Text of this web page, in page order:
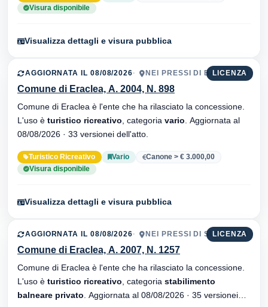
Visura disponibile
Visualizza dettagli e visura pubblica
LICENZA
AGGIORNATA IL 08/08/2026 NEI PRESSI DI BAR LECCI
Comune di Eraclea, A. 2004, N. 898
Comune di Eraclea è l'ente che ha rilasciato la concessione.
L'uso è turistico ricreativo , categoria vario
08/08/2026 · 33 versionei dell'atto.
Turistico Ricreativo Vario
Canone > € 3.000,00
Visura disponibile
Visualizza dettagli e visura pubblica
LICENZA
AGGIORNATA IL 08/08/2026 NEI PRESSI DI SUN & SEA
Comune di Eraclea, A. 2007, N. 1257
Comune di Eraclea è l'ente che ha rilasciato la concessione.
L'uso è turistico ricreativo , categoria stabilimento
balneare privato